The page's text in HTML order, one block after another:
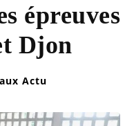
épreuves
Djon
Actu